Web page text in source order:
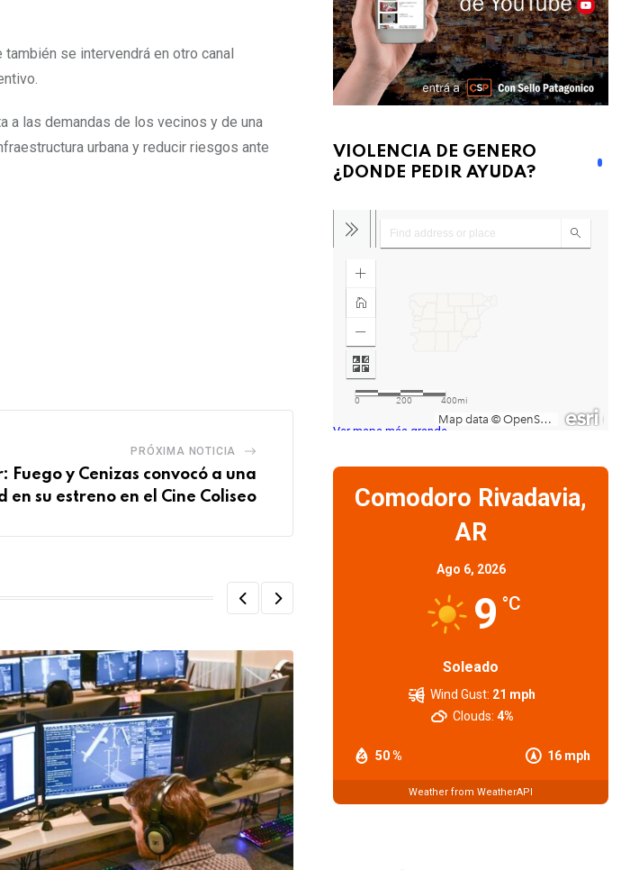
se intervendrá en otro canal
a las demandas de los vecinos y de una
urbana y reducir riesgos ante
PRÓXIMA NOTICIA
Fuego y Cenizas convocó a una
en su estreno en el Cine Coliseo
VIOLENCIA DE GENERO
¿DONDE PEDIR AYUDA?
Ver mapa más grande
Comodoro Rivadavia,
AR
Ago 6, 2026
9 °C
Soleado
50 % 16 mph
Wind Gust: 21 mph
Clouds: 4%
Weather from WeatherAPI